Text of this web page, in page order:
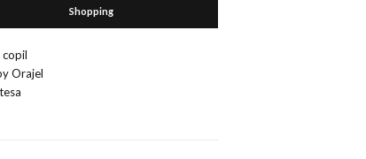
Shopping
copil
Orajel